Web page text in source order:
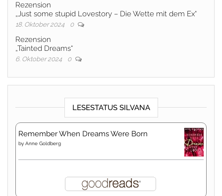
Rezension
„Just some stupid Lovestory – Die Wette mit dem Ex“
18. Oktober 2024 0
Rezension
„Tainted Dreams“
6. Oktober 2024 0
LESESTATUS SILVANA
Remember When Dreams Were Born
by Anne Goldberg